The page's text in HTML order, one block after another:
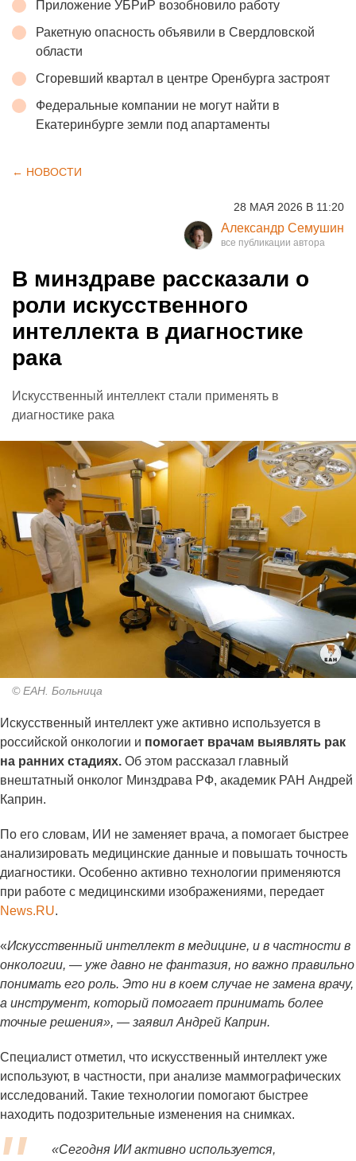
Приложение УБРиР возобновило работу
Ракетную опасность объявили в Свердловской
области
Сгоревший квартал в центре Оренбурга застроят
Федеральные компании не могут найти в
Екатеринбурге земли под апартаменты
← НОВОСТИ
28 МАЯ 2026 В 11:20
Александр Семушин
В минздраве рассказали о
роли искусственного
интеллекта в диагностике
рака
Искусственный интеллект стали применять в
диагностике рака
© ЕАН. Больница
Искусственный интеллект уже активно используется в
российской онкологии и помогает врачам выявлять рак
на ранних стадиях. Об этом рассказал главный
внештатный онколог Минздрава РФ, академик РАН Андрей
Каприн.
По его словам, ИИ не заменяет врача, а помогает быстрее
анализировать медицинские данные и повышать точность
диагностики. Особенно активно технологии применяются
при работе с медицинскими изображениями, передает
News.RU.
«Искусственный интеллект в медицине, и в частности в
онкологии, — уже давно не фантазия, но важно правильно
понимать его роль. Это ни в коем случае не замена врачу,
а инструмент, который помогает принимать более
точные решения», — заявил Андрей Каприн.
Специалист отметил, что искусственный интеллект уже
используют, в частности, при анализе маммографических
исследований. Такие технологии помогают быстрее
находить подозрительные изменения на снимках.
«Сегодня ИИ активно используется,